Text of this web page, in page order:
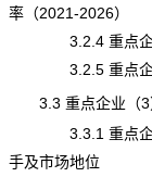
率（2021-2026）
3.2.4 重点企业
3.2.5 重点企业
3.3 重点企业（3
3.3.1 重点企业（
手及市场地位